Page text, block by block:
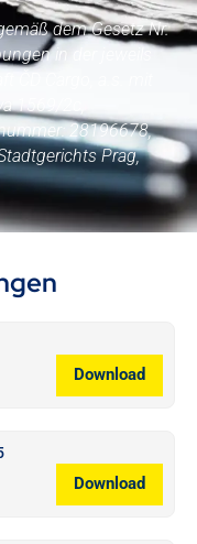
dem Gesetz Nr.
in der jeweils
ČD Cargo, a.s. mit
1569/2c,
28196678,
Prag,
Download
Download